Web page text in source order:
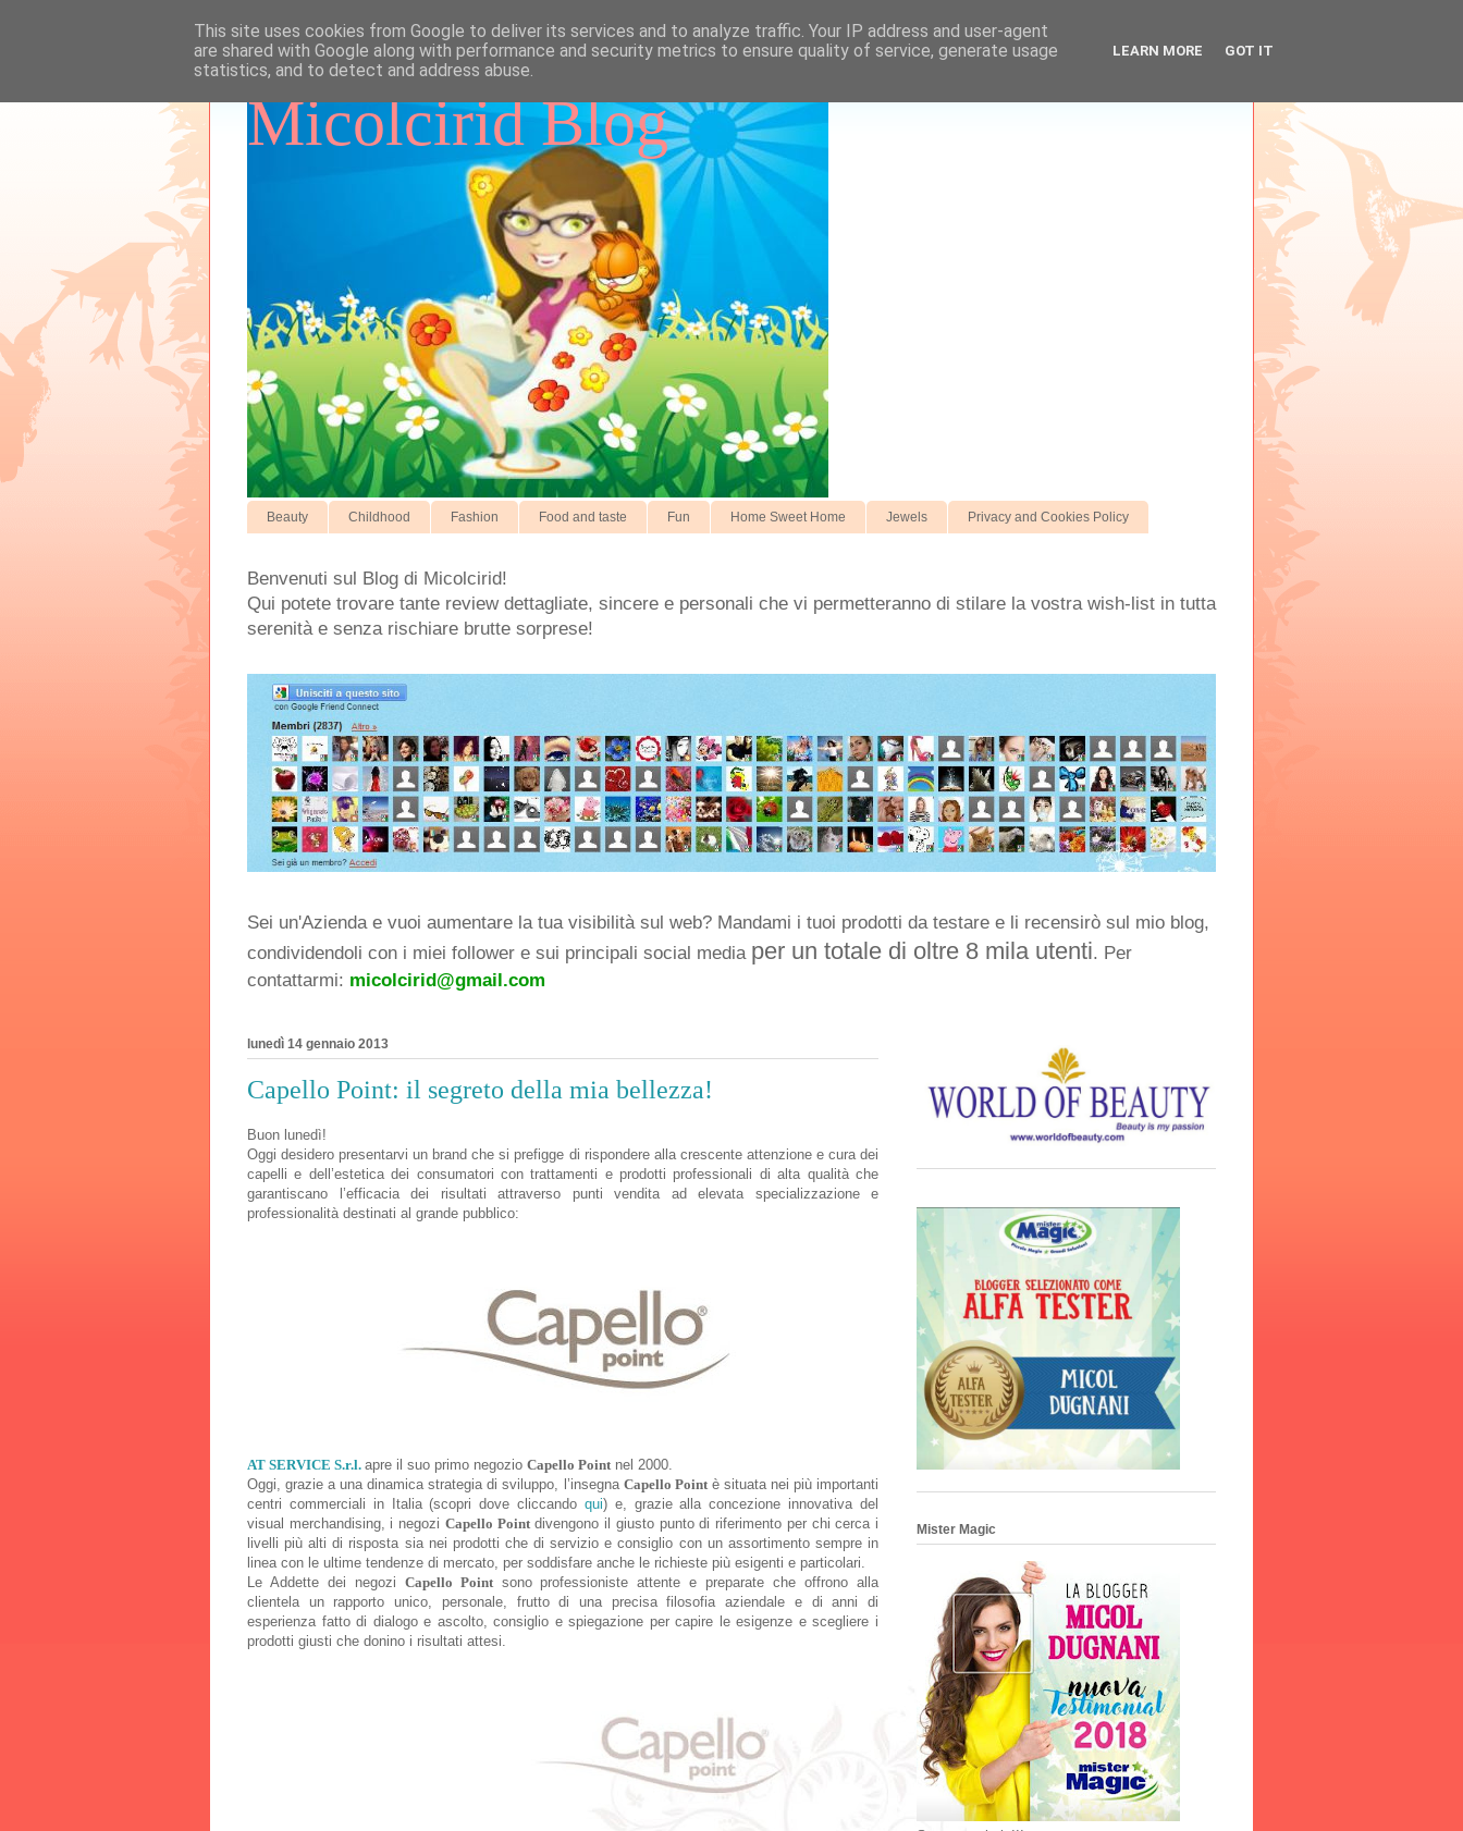
Micolcirid Blog
Beauty Childhood Fashion Food and taste Fun Home Sweet Home Jewels Privacy and Cookies Policy
Benvenuti sul Blog di Micolcirid!
Qui potete trovare tante review dettagliate, sincere e personali che vi permetteranno di stilare la vostra wish-list in tutta
serenità e senza rischiare brutte sorprese!
Sei un'Azienda e vuoi aumentare la tua visibilità sul web? Mandami i tuoi prodotti da testare e li recensirò sul mio blog,
condividendoli con i miei follower e sui principali social media per un totale di oltre 8 mila utenti. Per
contattarmi: micolcirid@gmail.com
lunedì 14 gennaio 2013
Capello Point: il segreto della mia bellezza!
Buon lunedì!
Oggi desidero presentarvi un brand che si prefigge di rispondere alla crescente attenzione e cura dei
capelli e dell’estetica dei consumatori con trattamenti e prodotti professionali di alta qualità che
garantiscano l’efficacia dei risultati attraverso punti vendita ad elevata specializzazione e
professionalità destinati al grande pubblico:
AT SERVICE S.r.l. apre il suo primo negozio Capello Pointnel 2000.
Oggi, grazie a una dinamica strategia di sviluppo, l’insegna Capello Pointè situata nei più importanti
centri commerciali in Italia (scopri dove cliccando qui) e, grazie alla concezione innovativa del
visual merchandising, i negozi Capello Pointdivengono il giusto punto di riferimento per chi cerca i
livelli più alti di risposta sia nei prodotti che di servizio e consiglio con un assortimento sempre in
linea con le ultime tendenze di mercato, per soddisfare anche le richieste più esigenti e particolari.
Le Addette dei negozi Capello Pointsono professioniste attente e preparate che offrono alla
clientela un rapporto unico, personale, frutto di una precisa filosofia aziendale e di anni di
esperienza fatto di dialogo e ascolto, consiglio e spiegazione per capire le esigenze e scegliere i
prodotti giusti che donino i risultati attesi.
Mister Magic
This site uses cookies from Google to deliver its services and to analyze traffic. Your IP address and user-agent
are shared with Google along with performance and security metrics to ensure quality of service, generate usage
statistics, and to detect and address abuse.
LEARN MORE GOT IT